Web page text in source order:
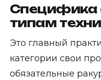
Специфика
типам
Это главный
категории свои
обязательные